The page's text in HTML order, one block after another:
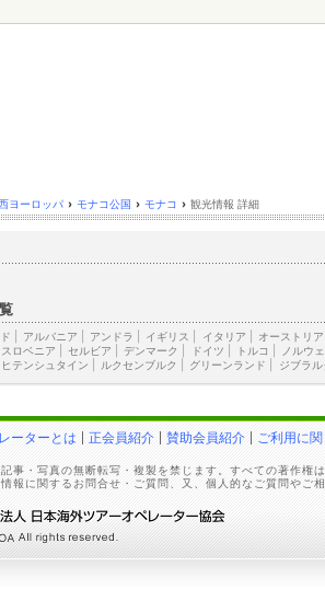
ヨーロッパ › モナコ公国 › モナコ › 観光情報 詳細
アルバニア アンドラ イギリス イタリア オーストリア
スロベニア セルビア デンマーク ドイツ トルコ
ノルウ
ヒテンシュタイン ルクセンブルク グリーンランド ジブラル
ーターとは 正会員紹介 賛助会員紹介 ご利用に
事・写真の無断転写・複製を禁じます。すべての著作権
報に関するお問合せ・ご質問、又、個人的なご質問やご